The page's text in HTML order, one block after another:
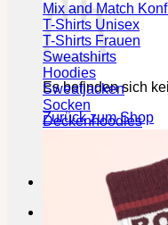
Es befinden sich
Zurück zum Shop
🕒 Die jeweilige
Mix and Match
T-Shirts Unisex
T-Shirts Frauen
Sweatshirts
Hoodies
Sweatjacken
Socken
Deckenhoodies